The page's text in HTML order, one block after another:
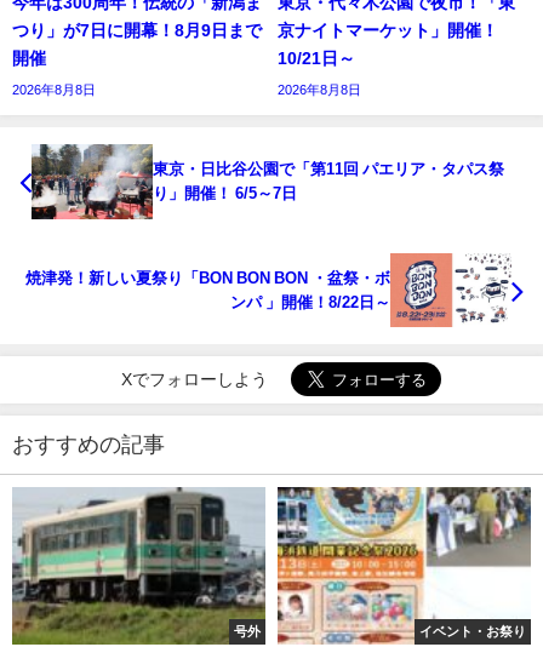
つり」が7日に開幕！8月9日まで
開催
2026年8月8日
京ナイトマーケット」開催！
10/21日～
2026年8月8日
東京・日比谷公園で「第11回 パエリア・タパス祭
り」開催！ 6/5～7日
焼津発！新しい夏祭り「BON BON BON ・盆祭・ボ
ンパ 」開催！8/22日～
Xでフォローしよう
おすすめの記事
号外 イベント・お祭り